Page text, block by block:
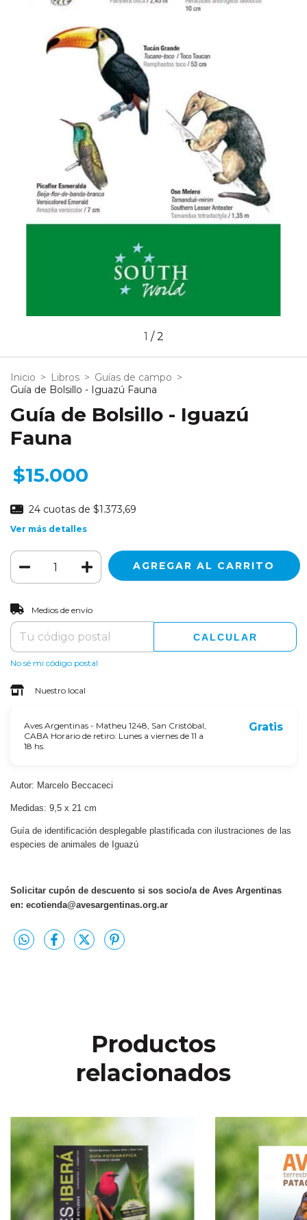
1 /2
Inicio > Libros > Guías de campo >
Guía de Bolsillo - Iguazú Fauna
Guía de Bolsillo - Iguazú
Fauna
$15.000
24 cuotas de $1.373,69
Ver más detalles
Entregas para el CP:
Medios de envío
CALCULAR
No sé mi código postal
Nuestro local
Aves Argentinas - Matheu 1248, San Cristóbal,
CABA Horario de retiro: Lunes a viernes de 11 a
18 hs.
Gratis
Autor: Marcelo Beccaceci
Medidas: 9,5 x 21 cm
Guía de identificación desplegable plastificada con ilustraciones de las
especies de animales de Iguazú
Solicitar cupón de descuento si sos socio/a de Aves Argentinas
en: ecotienda@avesargentinas.org.ar
Productos
relacionados